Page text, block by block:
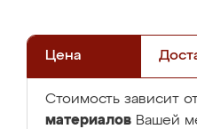
Цена
Стоимость зависит
материалов Вашей